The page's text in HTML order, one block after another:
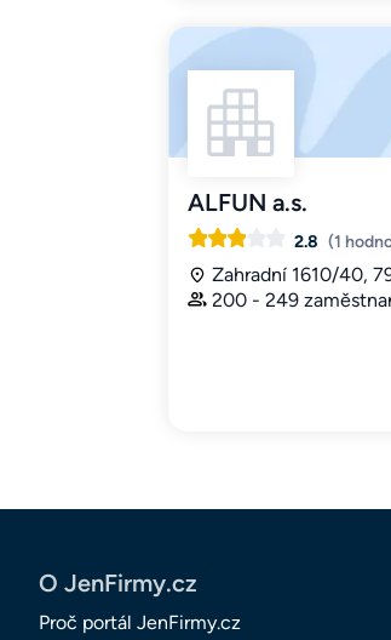
ALFUN a.s.
2.8 (1
Zahradní 1610/40,
200 - 249
O JenFirmy.cz
Proč portál JenFirmy.cz